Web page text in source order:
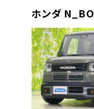
品質管理
お問い合
企業
N_BOX
支払総
額
年式
走行距
離
ホンダ